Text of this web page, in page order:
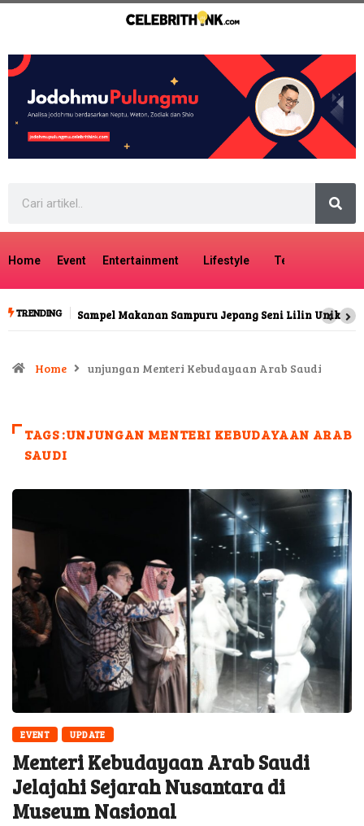
Home Event Entertainment Lifestyle Tech
TRENDING Sampel Makanan Sampuru Jepang Seni Lilin Unik
Home unjungan Menteri Kebudayaan Arab Saudi
TAGS :UNJUNGAN MENTERI KEBUDAYAAN ARAB
SAUDI
EVENT UPDATE
Menteri Kebudayaan Arab Saudi
Jelajahi Sejarah Nusantara di
Museum Nasional